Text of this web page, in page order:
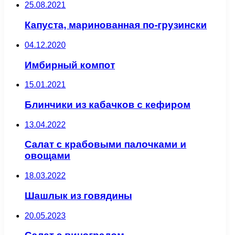
25.08.2021
Капуста, маринованная по-грузински
04.12.2020
Имбирный компот
15.01.2021
Блинчики из кабачков с кефиром
13.04.2022
Салат с крабовыми палочками и
овощами
18.03.2022
Шашлык из говядины
20.05.2023